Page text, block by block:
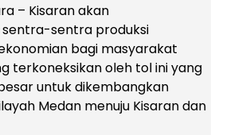
– Kisaran akan
sentra produksi
bagi masyarakat
terkoneksikan oleh tol ini yang
untuk dikembangkan
Medan menuju Kisaran dan